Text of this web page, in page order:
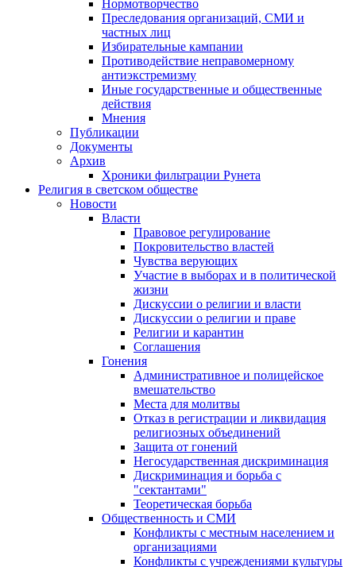
Нормотворчество
Преследования организаций, СМИ и
частных лиц
Избирательные кампании
Противодействие неправомерному
антиэкстремизму
Иные государственные и общественные
действия
Мнения
Публикации
Документы
Архив
Хроники фильтрации Рунета
Религия в светском обществе
Новости
Власти
Правовое регулирование
Покровительство властей
Чувства верующих
Участие в выборах и в политической
жизни
Дискуссии о религии и власти
Дискуссии о религии и праве
Религии и карантин
Соглашения
Гонения
Административное и полицейское
вмешательство
Места для молитвы
Отказ в регистрации и ликвидация
религиозных объединений
Защита от гонений
Негосударственная дискриминация
Дискриминация и борьба с
"сектантами"
Теоретическая борьба
Общественность и СМИ
Конфликты с местным населением и
организациями
Конфликты с учреждениями культуры